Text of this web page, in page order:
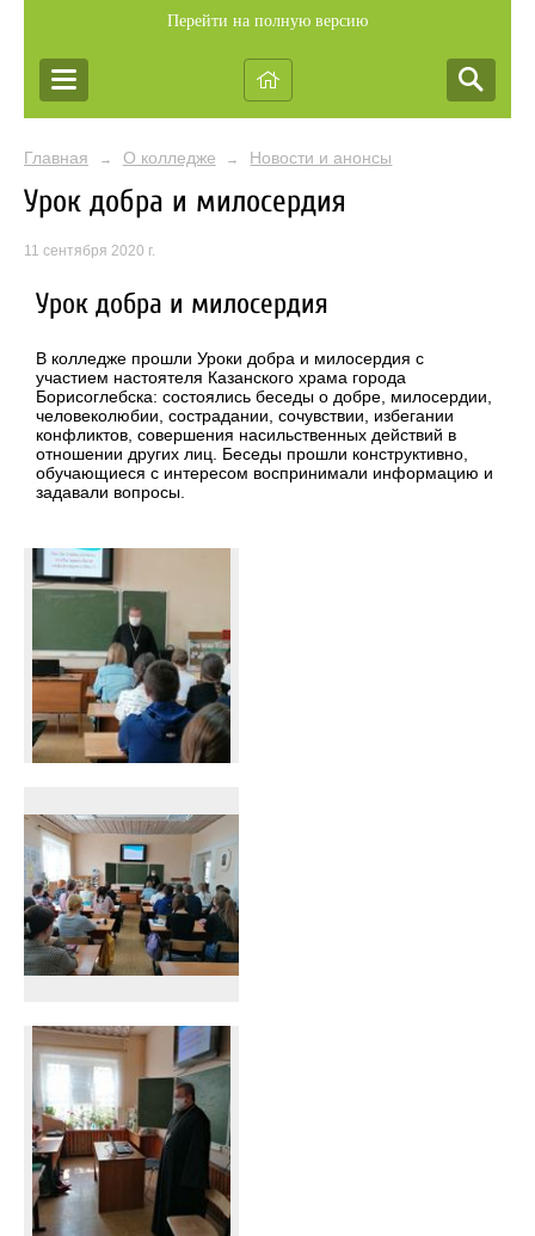
Перейти на полную версию
Главная → О колледже → Новости и анонсы
Урок добра и милосердия
11 сентября 2020 г.
Урок добра и милосердия
В колледже прошли Уроки добра и милосердия с
участием настоятеля Казанского храма города
Борисоглебска: состоялись беседы о добре, милосердии,
человеколюбии, сострадании, сочувствии, избегании
конфликтов, совершения насильственных действий в
отношении других лиц. Беседы прошли конструктивно,
обучающиеся с интересом воспринимали информацию и
задавали вопросы.